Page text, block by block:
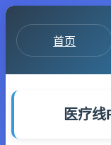
首页
医疗